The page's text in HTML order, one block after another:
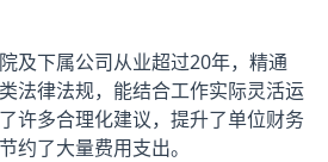
及下属公司从业超过20年，精通
法律法规，能结合工作实际灵活运
许多合理化建议，提升了单位财务
约了大量费用支出。